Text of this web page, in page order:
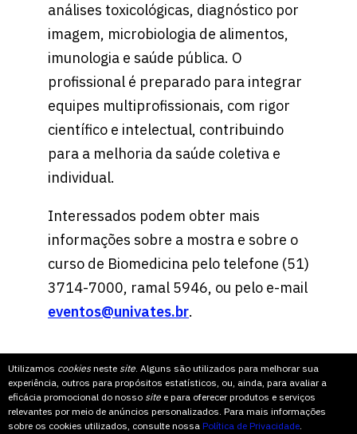
Utilizamos cookiesneste site. Alguns são utilizados para melhorar sua
experiência, outros para propósitos estatísticos, ou, ainda, para avaliar a
eficácia promocional do nosso site e para oferecer produtos e serviços
relevantes por meio de anúncios personalizados. Para mais informações
sobre os cookies utilizados, consulte nossa Política de Privacidade.
análises toxicológicas, diagnóstico por
imagem, microbiologia de alimentos,
imunologia e saúde pública. O
profissional é preparado para integrar
equipes multiprofissionais, com rigor
científico e intelectual, contribuindo
para a melhoria da saúde coletiva e
individual.
Interessados podem obter mais
informações sobre a mostra e sobre o
curso de Biomedicina pelo telefone (51)
3714-7000, ramal 5946, ou pelo e-mail
eventos@univates.br.